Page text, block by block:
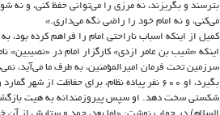
بترسند و بگریزند، نه مرزی را می‌توانی حفظ کنی، و نه
می‌کنی، و نه امام خود را راضی نگه می‌داری.»
کمیل از اینکه اسباب ناراحتی امام را فراهم کرده
اینکه «شیب بن عامر ازدی» کارگزار امام در «نصیبین»
سرزمین تحت فرمان امیرالمؤمنین، به طرف ما می‌آید،
شکستی سخت دهد. او سپس پیروزمندانه به هیت بازگشت